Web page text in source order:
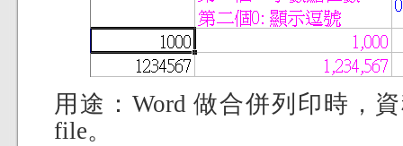
用途：Word 做合併列印時，
file。